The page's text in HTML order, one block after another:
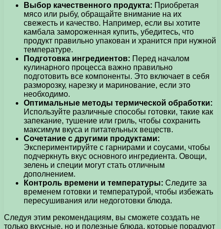
Выбор качественного продукта: Приобретая
мясо или рыбу, обращайте внимание на их
свежесть и качество. Например, если вы хотите
камбала замороженная купить, убедитесь, что
продукт правильно упакован и хранится при нужной
температуре.
Подготовка ингредиентов: Перед началом
кулинарного процесса важно правильно
подготовить все компоненты. Это включает в себя
разморозку, нарезку и маринование, если это
необходимо.
Оптимальные методы термической обработки:
Используйте различные способы готовки, такие как
запекание, тушение или гриль, чтобы сохранить
максимум вкуса и питательных веществ.
Сочетание с другими продуктами:
Экспериментируйте с гарнирами и соусами, чтобы
подчеркнуть вкус основного ингредиента. Овощи,
зелень и специи могут стать отличным
дополнением.
Контроль времени и температуры: Следите за
временем готовки и температурой, чтобы избежать
пересушивания или недоготовки блюда.
Следуя этим рекомендациям, вы сможете создать не
только вкусные, но и полезные блюда, которые порадуют